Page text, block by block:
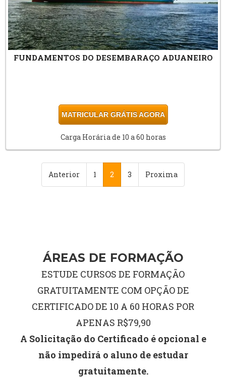
FUNDAMENTOS DO DESEMBARAÇO ADUANEIRO
MATRICULAR GRÁTIS AGORA
Carga Horária de 10 a 60 horas
Anterior 1 2 3 Proxima
ÁREAS DE FORMAÇÃO
ESTUDE CURSOS DE FORMAÇÃO
GRATUITAMENTE COM OPÇÃO DE
CERTIFICADO DE 10 A 60 HORAS POR
APENAS R$79,90
A Solicitação do Certificado é opcional e
não impedirá o aluno de estudar
gratuitamente.